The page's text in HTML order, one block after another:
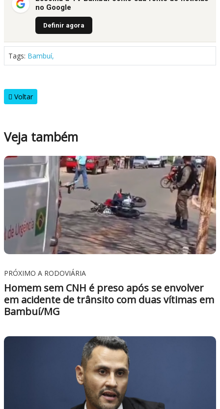
Definir agora
Tags: Bambuí,
Voltar
Veja também
Homem sem CNH é preso após se envolver
em acidente de trânsito com duas vítimas em
Bambuí/MG